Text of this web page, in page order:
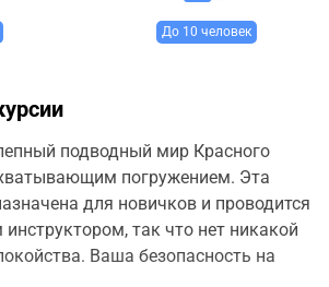
До 10 человек
подводный мир Красного
погружением. Эта
для новичков и проводится
так что нет никакой
Ваша безопасность на